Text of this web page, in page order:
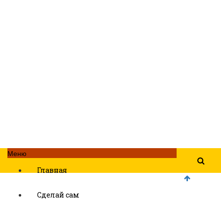
Меню
Главная
Сделай сам